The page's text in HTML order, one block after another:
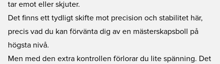
tar emot eller skjuter.
Det finns ett tydligt skifte mot precision och stabilitet här,
precis vad du kan förvänta dig av en mästerskapsboll på
högsta nivå.
Men med den extra kontrollen förlorar du lite spänning. Det